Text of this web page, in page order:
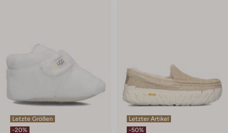
Letzte Größen
-20%
Letzter Artikel
-50%